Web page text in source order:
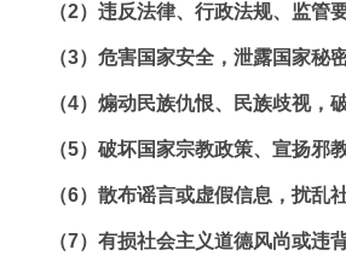
（2）违反法律、行政法规、监管
（3）危害国家安全，泄露国家秘
（4）煽动民族仇恨、民族歧视，
（5）破坏国家宗教政策、宣扬邪
（6）散布谣言或虚假信息，扰乱
（7）有损社会主义道德风尚或违